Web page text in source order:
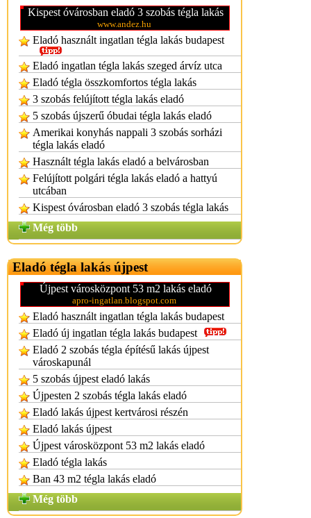
Kispest óvárosban eladó 3 szobás tégla lakás
www.andez.hu
Eladó használt ingatlan tégla lakás budapest
Eladó ingatlan tégla lakás szeged árvíz utca
Eladó tégla összkomfortos tégla lakás
3 szobás felújított tégla lakás eladó
5 szobás újszerű óbudai tégla lakás eladó
Amerikai konyhás nappali 3 szobás sorházi
tégla lakás eladó
Használt tégla lakás eladó a belvárosban
Felújított polgári tégla lakás eladó a hattyú
utcában
Kispest óvárosban eladó 3 szobás tégla lakás
Még több
Eladó tégla lakás újpest
Újpest városközpont 53 m2 lakás eladó
apro-ingatlan.blogspot.com
Eladó használt ingatlan tégla lakás budapest
Eladó új ingatlan tégla lakás budapest
Eladó 2 szobás tégla építésű lakás újpest
városkapunál
5 szobás újpest eladó lakás
Újpesten 2 szobás tégla lakás eladó
Eladó lakás újpest kertvárosi részén
Eladó lakás újpest
Újpest városközpont 53 m2 lakás eladó
Eladó tégla lakás
Ban 43 m2 tégla lakás eladó
Még több